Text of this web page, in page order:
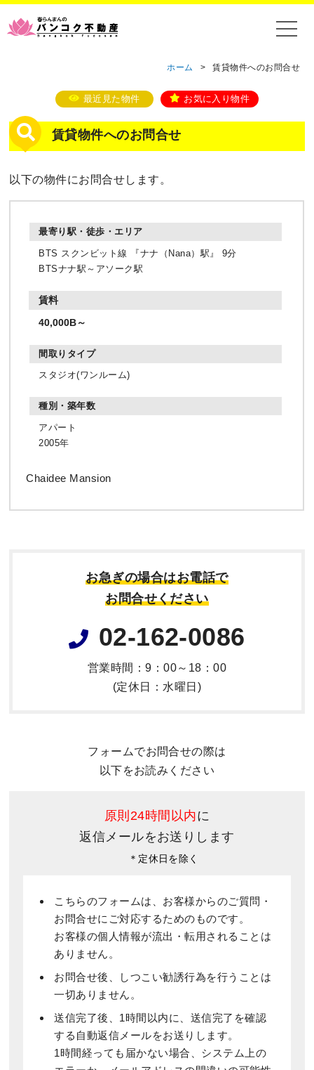
ホーム > 賃貸物件へのお問合せ
最近見た物件 お気に入り物件
賃貸物件へのお問合せ
以下の物件にお問合せします。
BTS スクンビット線 『ナナ（Nana）駅』 9分
BTSナナ駅～アソーク駅
40,000B～
スタジオ(ワンルーム)
アパート
2005年
Chaidee Mansion
お急ぎの場合はお電話で
お問合せください
02-162-0086
営業時間：9：00～18：00
(定休日：水曜日)
フォームでお問合せの際は
以下をお読みください
原則24時間以内に
返信メールをお送りします
＊定休日を除く
こちらのフォームは、お客様からのご質問・
お問合せにご対応するためのものです。
お客様の個人情報が流出・転用されることは
ありません。
お問合せ後、しつこい勧誘行為を行うことは
一切ありません。
送信完了後、1時間以内に、送信完了を確認
する自動返信メールをお送りします。
1時間経っても届かない場合、システム上の